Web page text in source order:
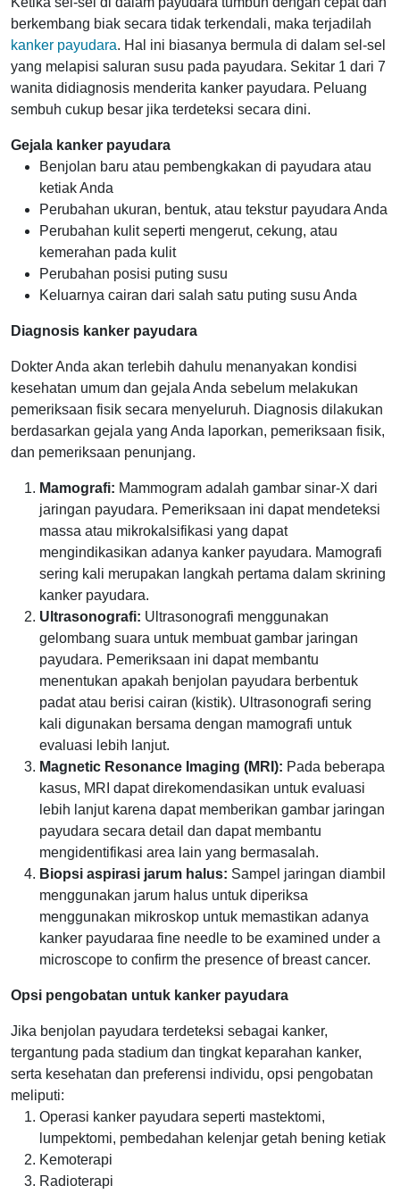
berkembang biak secara tidak terkendali, maka terjadilah
kanker payudara. Hal ini biasanya bermula di dalam sel-sel
yang melapisi saluran susu pada payudara. Sekitar 1 dari 7
wanita didiagnosis menderita kanker payudara. Peluang
sembuh cukup besar jika terdeteksi secara dini.
Gejala kanker payudara
Benjolan baru atau pembengkakan di payudara atau
ketiak Anda
Perubahan ukuran, bentuk, atau tekstur payudara Anda
Perubahan kulit seperti mengerut, cekung, atau
kemerahan pada kulit
Perubahan posisi puting susu
Keluarnya cairan dari salah satu puting susu Anda
Diagnosis kanker payudara
Dokter Anda akan terlebih dahulu menanyakan kondisi
kesehatan umum dan gejala Anda sebelum melakukan
pemeriksaan fisik secara menyeluruh. Diagnosis dilakukan
berdasarkan gejala yang Anda laporkan, pemeriksaan fisik,
dan pemeriksaan penunjang.
Mamografi: Mammogram adalah gambar sinar-X dari
jaringan payudara. Pemeriksaan ini dapat mendeteksi
massa atau mikrokalsifikasi yang dapat
mengindikasikan adanya kanker payudara. Mamografi
sering kali merupakan langkah pertama dalam skrining
kanker payudara.
Ultrasonografi: Ultrasonografi menggunakan
gelombang suara untuk membuat gambar jaringan
payudara. Pemeriksaan ini dapat membantu
menentukan apakah benjolan payudara berbentuk
padat atau berisi cairan (kistik). Ultrasonografi sering
kali digunakan bersama dengan mamografi untuk
evaluasi lebih lanjut.
Magnetic Resonance Imaging (MRI): Pada beberapa
kasus, MRI dapat direkomendasikan untuk evaluasi
lebih lanjut karena dapat memberikan gambar jaringan
payudara secara detail dan dapat membantu
mengidentifikasi area lain yang bermasalah.
Biopsi aspirasi jarum halus: Sampel jaringan diambil
menggunakan jarum halus untuk diperiksa
menggunakan mikroskop untuk memastikan adanya
kanker payudaraa fine needle to be examined under a
microscope to confirm the presence of breast cancer.
Opsi pengobatan untuk kanker payudara
Jika benjolan payudara terdeteksi sebagai kanker,
tergantung pada stadium dan tingkat keparahan kanker,
serta kesehatan dan preferensi individu, opsi pengobatan
meliputi:
Operasi kanker payudara seperti mastektomi,
lumpektomi, pembedahan kelenjar getah bening ketiak
Kemoterapi
Radioterapi